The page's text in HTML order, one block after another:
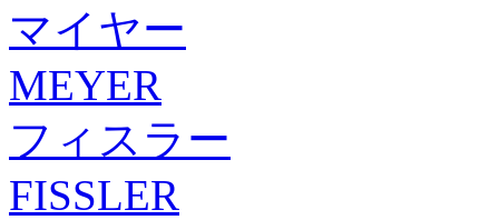
マイヤー
MEYER
フィスラー
FISSLER